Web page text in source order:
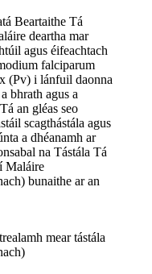
Beartaithe Tá
deartha mar
agus éifeachtach
falciparum
(Pv) i lánfuil daonna
bhrath agus a
an gléas seo
scagthástála agus
a dhéanamh ar
na Tástála Tá
Maláire
bunaithe ar an